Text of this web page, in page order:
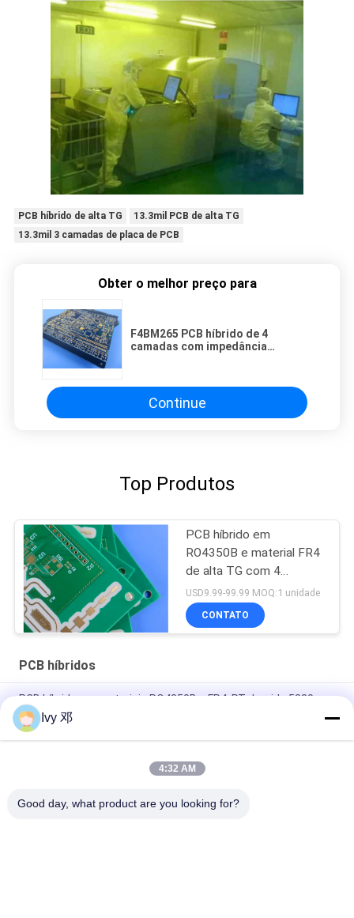
PCB híbrido de alta TG
13.3mil PCB de alta TG
13.3mil 3 camadas de placa de PCB
Obter o melhor preço para
F4BM265 PCB híbrido de 4
camadas com impedância
Continue
Top Produtos
PCB híbrido em
RO4350B e material FR4
de alta TG com 4
camadas de vias cegas
USD9.99-99.99 MOQ:1 unidade
CONTATO
PCB híbridos
PCB híbrido em materiais RO4350B e FR4, RT duroide 5880
F4BM265 PCB híbrido de 4 camadas com impedância
controlada com vias cegas
o PWB híbrido de 4 camadas fez em 20mil RO4350B e FR-4
Ivy 邓
4:32 AM
Good day, what product are you looking for?